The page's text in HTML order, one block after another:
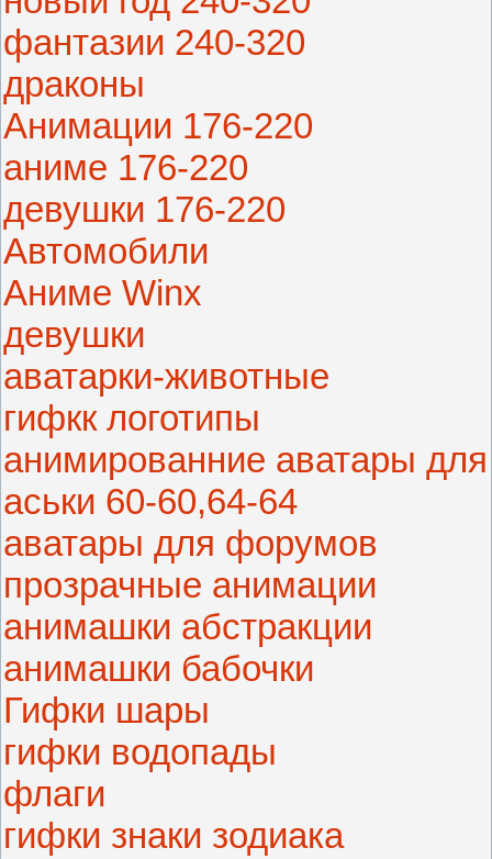
фантазии 240-320
драконы
Анимации 176-220
аниме 176-220
девушки 176-220
Автомобили
Аниме Winx
девушки
аватарки-животные
гифкк логотипы
анимированние аватары для
аськи 60-60,64-64
аватары для форумов
прозрачные анимации
анимашки абстракции
анимашки бабочки
Гифки шары
гифки водопады
флаги
гифки знаки зодиака